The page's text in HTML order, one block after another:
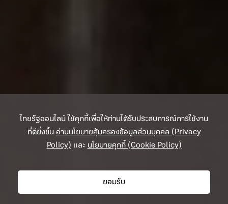
ไทยรัฐออนไลน์ ใช้คุกกี้เพื่อให้ท่านได้รับประสบการณ์การใช้งาน
ที่ดียิ่งขึ้นอ่านนโยบายคุ้มครองข้อมูลส่วนบุคคล (Privacy
Policy) และนโยบายคุกกี้ (Cookie Policy)
ยอมรับ